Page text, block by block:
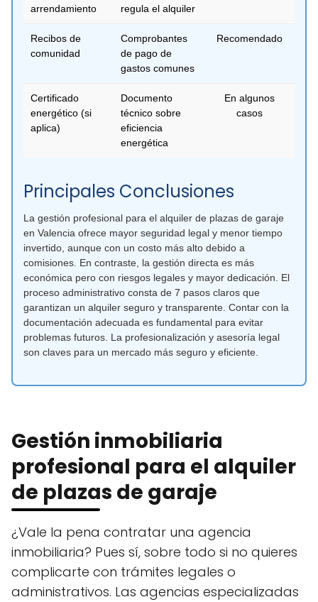
arrendamiento
regula el alquiler
Recibos de
comunidad
Comprobantes
de pago de
gastos comunes
Recomendado
Certificado
energético (si
aplica)
Documento
técnico sobre
eficiencia
energética
En algunos
casos
Principales Conclusiones
La gestión profesional para el alquiler de plazas de garaje
en Valencia ofrece mayor seguridad legal y menor tiempo
invertido, aunque con un costo más alto debido a
comisiones. En contraste, la gestión directa es más
económica pero con riesgos legales y mayor dedicación. El
proceso administrativo consta de 7 pasos claros que
garantizan un alquiler seguro y transparente. Contar con la
documentación adecuada es fundamental para evitar
problemas futuros. La profesionalización y asesoría legal
son claves para un mercado más seguro y eficiente.
Gestión inmobiliaria
profesional para el alquiler
de plazas de garaje
¿Vale la pena contratar una agencia
inmobiliaria? Pues sí, sobre todo si no quieres
complicarte con trámites legales o
administrativos. Las agencias especializadas